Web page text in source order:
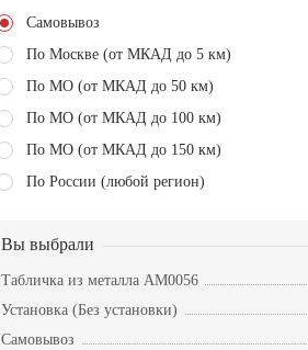
Самовывоз
По Москве (от МКАД до 5 км)
По МО (от МКАД до 50 км)
По МО (от МКАД до 100 км)
По МО (от МКАД до 150 км)
По России (любой регион)
Вы выбрали
Табличка из металла AM0056
Установка (Без установки)
Самовывоз